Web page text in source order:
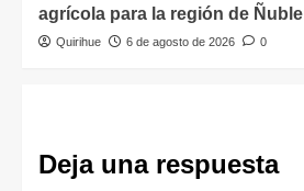
agrícola para la región de Ñuble
Quirihue 6 de agosto de 2026 0
Deja una respuesta